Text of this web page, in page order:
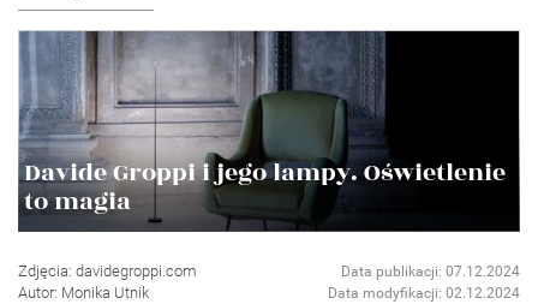
Davide Groppi i jego lampy. Oświetlenie
to magia
Zdjęcia: davidegroppi.com
Autor: Monika Utnik
Data publikacji: 07.12.2024
Data modyfikacji: 02.12.2024